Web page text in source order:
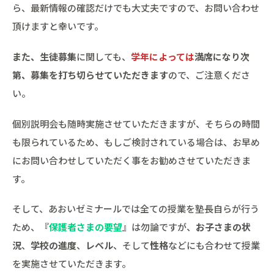
ら、最新情報の確認だけでも大丈夫ですので、お問い合わせ
頂けますと幸いです。
また、生徒募集に関しても、 学年によっては満席になり次
第、募集を打ち切らせていただきますので、ご注意くださ
い。
個別説明会も随時実施させていただきますが、そちらの時間
も限られているため、もしご検討されている場合は、お早め
にお問い合わせしていただく事をお勧めさせていただきま
す。
そして、あおいゼミナールでは全ての授業を塾長自らが行う
ため、『保護者さまの要望』は勿論ですが、 お子さまの状
況、 学校の進度、 レベル、そして性格などにも合わせて授業
を実施させていただきます。